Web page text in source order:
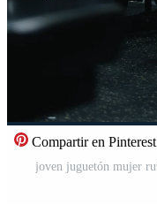
Compartir en Pinterest